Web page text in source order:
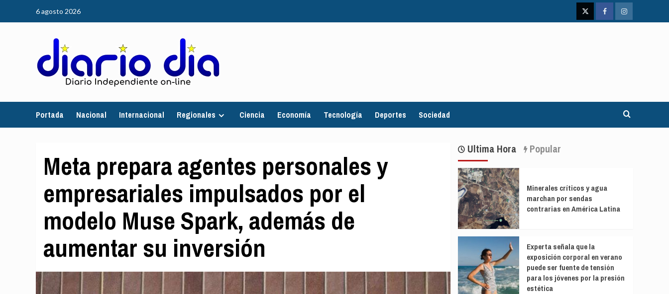
6 agosto 2026
TwitterFacebookInstagram
Portada Nacional Internacional Regionales Ciencia Economía Tecnología Deportes Sociedad
Meta prepara agentes personales y
empresariales impulsados por el
modelo Muse Spark, además de
aumentar su inversión
Ultima Hora Popular
Minerales críticos y agua
marchan por sendas
contrarias en América Latina
Experta señala que la
exposición corporal en verano
puede ser fuente de tensión
para los jóvenes por la presión
estética